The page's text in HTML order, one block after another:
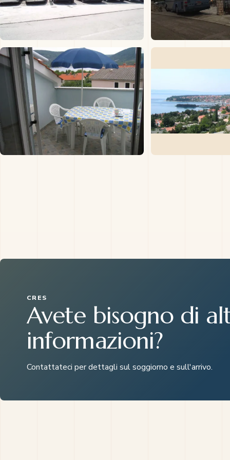
CRES
Avete bisogno di
informazioni?
Contattateci per dettagli sul soggiorno e sull'arrivo.